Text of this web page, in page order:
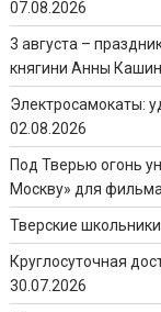
07.08.2026
3 августа –
княгини Анны
Электросамокаты:
02.08.2026
Под Тверью огонь
Москву» для
Тверские
Круглосуточная
30.07.2026